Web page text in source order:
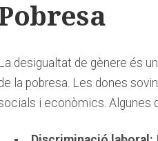
La desigualtat de ‌gènere⁤ és
⁢la pobresa. Les dones
i econòmics. Algunes